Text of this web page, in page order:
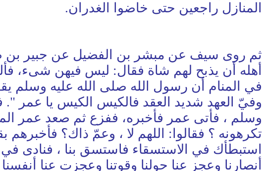
المنازل راجعين حتى خاضوا الغدران.
ثم روى سيف عن مبشر بن الفضيل عن جبير بن
أهله أن يذبح لهم شاة فقال: ليس فيهن شىء،
في المنام أن رسول الله صلى الله عليه وسلم
وفيّ العهد شديد العقد فالكيس الكيس يا عمر ".
وسلم ، فأتى عمر فأخبره، ففزع ثم صعد عمر
تكرهونه ؟ فقالوا: اللهم لا ، وعمّ ذاك؟
استبطأك في الاستسقاء فاستسق بنا ، فنادى
أنصارنا وعجز عنا حولنا وقوتنا وعجزت عنا